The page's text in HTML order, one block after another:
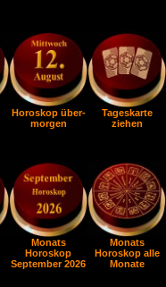
Horoskop über-
morgen
Tageskarte
ziehen
Monats
Horoskop
September 2026
Monats
Horoskop alle
Monate